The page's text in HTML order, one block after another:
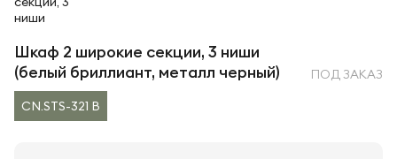
Шкаф 2 широкие секции, 3 ниши
(белый бриллиант, металл черный)
ПОД ЗАКАЗ
CN.STS-321 B